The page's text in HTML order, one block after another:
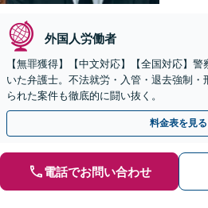
外国人労働者
【無罪獲得】【中文対応】【全国対応】
いた弁護士。不法就労・入管・退去強制
られた案件も徹底的に闘い抜く。
料金表を見る
電話でお問い合わせ